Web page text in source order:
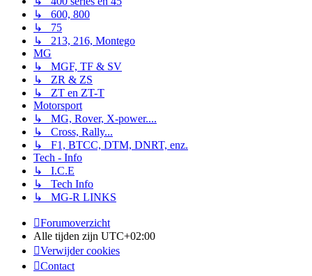
↳ 600, 800
↳ 75
↳ 213, 216, Montego
MG
↳ MGF, TF & SV
↳ ZR & ZS
↳ ZT en ZT-T
Motorsport
↳ MG, Rover, X-power....
↳ Cross, Rally...
↳ F1, BTCC, DTM, DNRT, enz.
Tech - Info
↳ I.C.E
↳ Tech Info
↳ MG-R LINKS
Forumoverzicht
Alle tijden zijn UTC+02:00
Verwijder cookies
Contact